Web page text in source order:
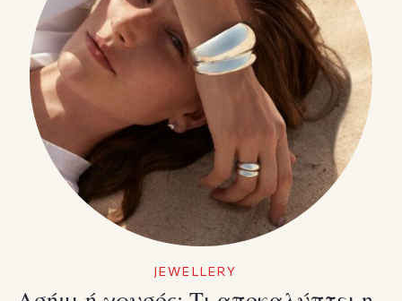
JEWELLERY